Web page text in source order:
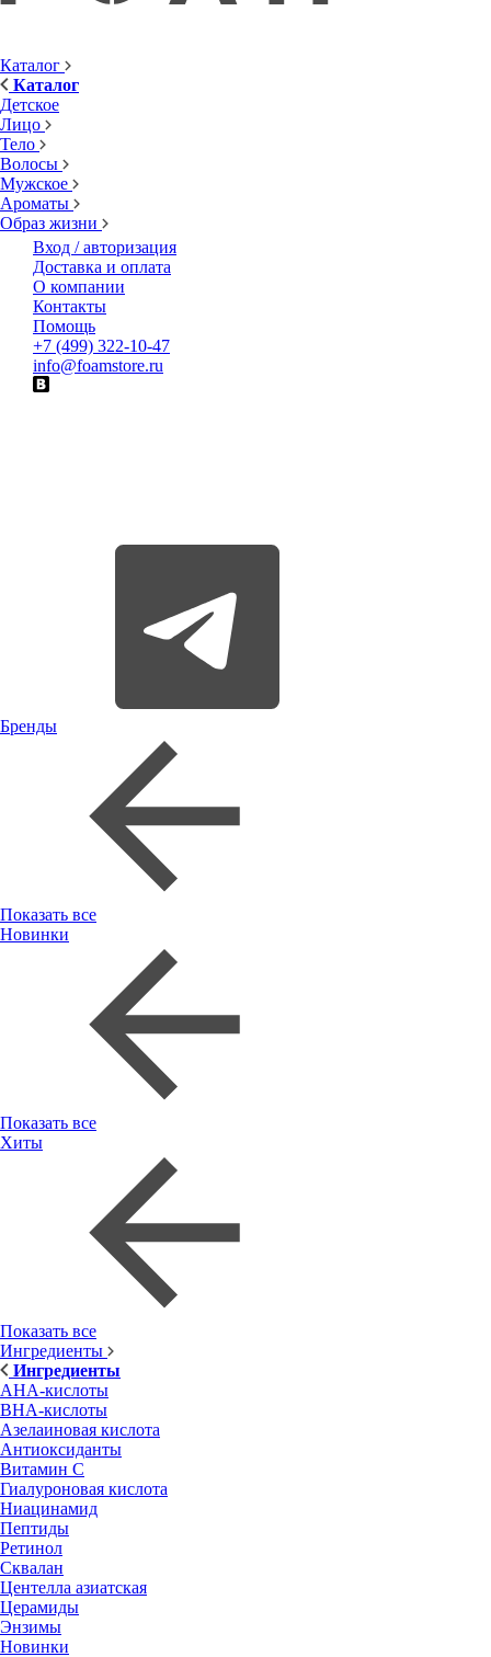
Каталог
Каталог
Детское
Лицо
Тело
Волосы
Мужское
Ароматы
Образ жизни
Вход / авторизация
Доставка и оплата
О компании
Контакты
Помощь
+7 (499) 322-10-47
info@foamstore.ru
Бренды
Показать все
Новинки
Показать все
Хиты
Показать все
Ингредиенты
Ингредиенты
AHA-кислоты
BHA-кислоты
Азелаиновая кислота
Антиоксиданты
Витамин С
Гиалуроновая кислота
Ниацинамид
Пептиды
Ретинол
Сквалан
Центелла азиатская
Церамиды
Энзимы
Новинки